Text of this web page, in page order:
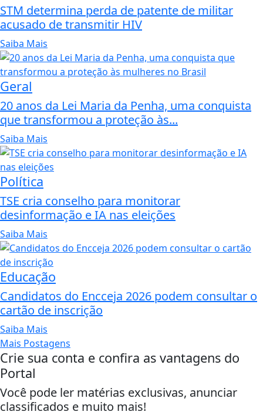
STM determina perda de patente de militar
acusado de transmitir HIV
Saiba Mais
Geral
20 anos da Lei Maria da Penha, uma conquista
que transformou a proteção às...
Saiba Mais
Política
TSE cria conselho para monitorar
desinformação e IA nas eleições
Saiba Mais
Educação
Candidatos do Encceja 2026 podem consultar o
cartão de inscrição
Saiba Mais
Mais Postagens
Crie sua conta e confira as vantagens do
Portal
Você pode ler matérias exclusivas, anunciar
classificados e muito mais!